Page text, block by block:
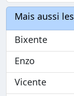
Mais aussi les
Bixente
Enzo
Vicente